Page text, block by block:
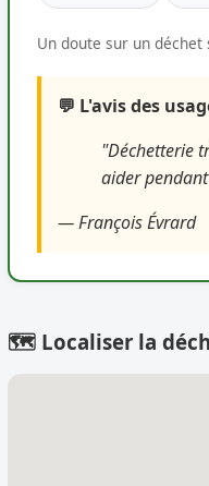
Un doute sur un
💬 L'avis des
"Déchetterie
aider
— François Évrard
🗺️ Localiser la